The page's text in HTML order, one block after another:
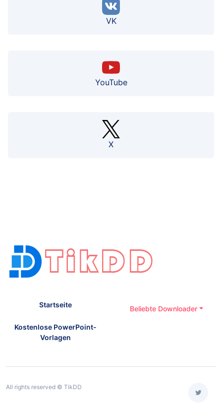
VK
YouTube
X
Startseite Beliebte Downloader
Kostenlose PowerPoint-
Vorlagen
All rights reserved © TikDD